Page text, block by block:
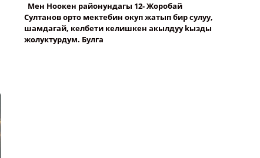
Мен Ноокен районундагы 12- Жоробай
Султанов орто мектебин окуп жатып бир сулуу,
шамдагай, келбети келишкен акылдуу kызды
жолуктурдум. Булга